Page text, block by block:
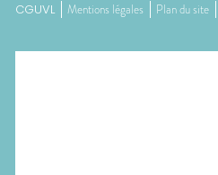
CGUVL Mentions légales Plan du site